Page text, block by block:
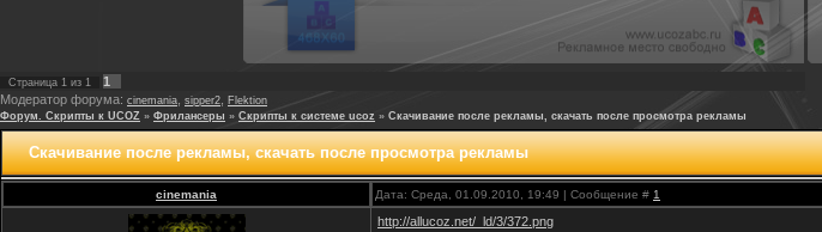
Страница 1 из 1
1
Модератор форума: cinemania sipper2
Flektion
Форум. Скрипты к UCOZ » Фрилансеры » Скрипты к системе ucoz » Скачивание после рекламы, скачать после просмотра рекламы
Скачивание после рекламы, скачать после просмотра рекламы
cinemania Дата: Среда, 01.09.2010, 19:49 | Сообщение # 1
http://allucoz.net/_ld/3/372.png